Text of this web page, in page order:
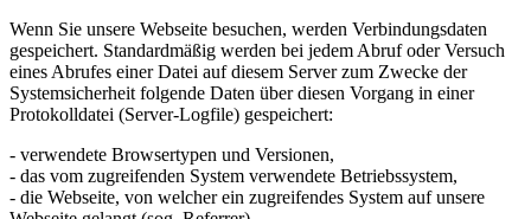
Wenn Sie unsere Webseite besuchen, werden Verbindungsdaten
gespeichert. Standardmäßig werden bei jedem Abruf oder Versuch
eines Abrufes einer Datei auf diesem Server zum Zwecke der
Systemsicherheit folgende Daten über diesen Vorgang in einer
Protokolldatei (Server-Logfile) gespeichert:
- verwendete Browsertypen und Versionen,
- das vom zugreifenden System verwendete Betriebssystem,
- die Webseite, von welcher ein zugreifendes System auf unsere